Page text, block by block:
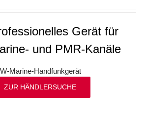
Gerät für
und PMR-Kanäle
Marine-Handfunkgerät
ZUR HÄNDLERSUCHE